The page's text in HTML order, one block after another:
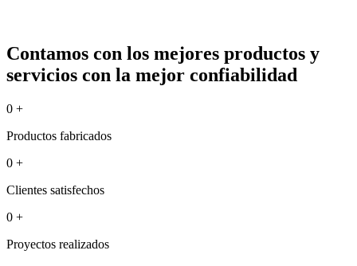
Contamos con los mejores productos y
servicios con la mejor confiabilidad
0 +
Productos fabricados
0 +
Clientes satisfechos
0 +
Proyectos realizados